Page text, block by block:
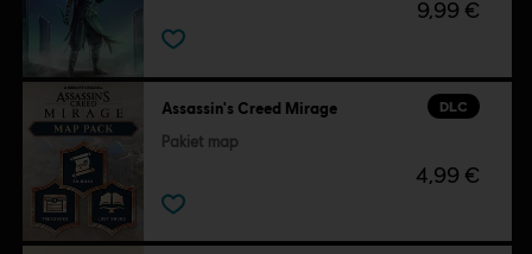
9,99 €
DLC
Assassin's Creed Mirage
Pakiet map
4,99 €